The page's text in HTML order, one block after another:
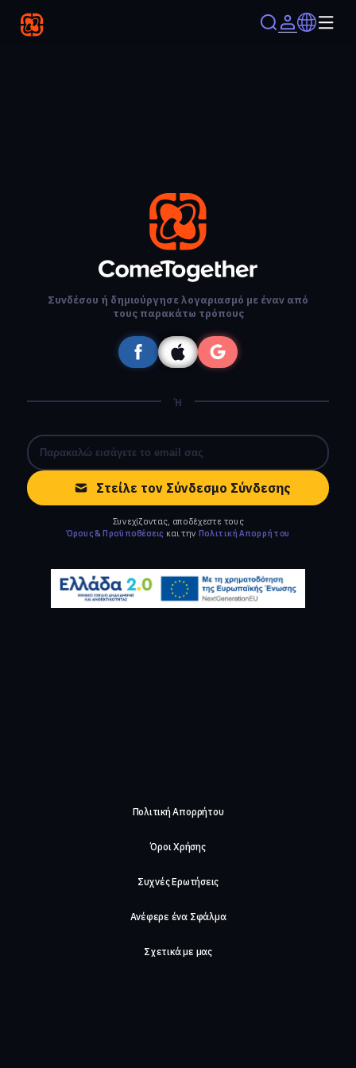
Συνδέσου ή δημιούργησε λογαριασμό με έναν από
τους παρακάτω τρόπους
Ή
Στείλε τον Σύνδεσμο Σύνδεσης
Συνεχίζοντας, αποδέχεστε τους
Όρους & Προϋποθέσεις και την Πολιτική Απορρήτου
Πολιτική Απορρήτου
Όροι Χρήσης
Συχνές Ερωτήσεις
Ανέφερε ένα Σφάλμα
Σχετικά με μας